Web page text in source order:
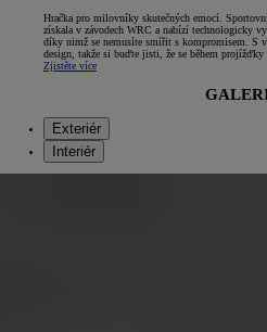
Hračka pro milovníky skutečných emocí.
získala v závodech WRC a nabízí technologicky
díky nimž se nemusíte smířit s kompromisem. S
design, takže si buďte jisti, že se během
Zjistěte více
Exteriér
Interiér